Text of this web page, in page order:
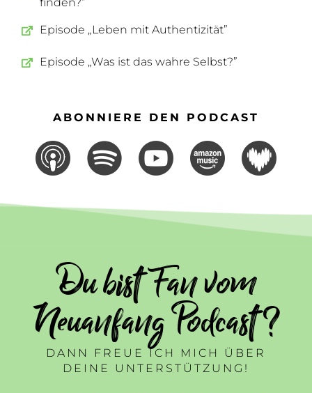
Episode „Leben mit Authentizität”
Episode „Was ist das wahre Selbst?”
ABONNIERE DEN PODCAST
Du bist Fan vom
Neuanfang Podcast ?
DANN FREUE ICH MICH ÜBER
DEINE UNTERSTÜTZUNG!